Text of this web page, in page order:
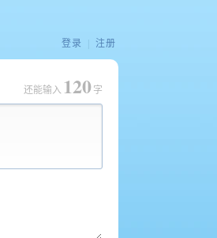
登录 注册
还能输入 120 字